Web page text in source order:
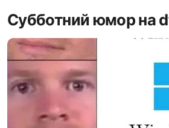
Субботний юмор на